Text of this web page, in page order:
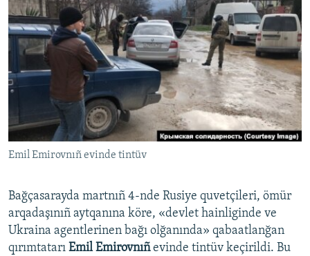
SÜRET
BLOGLAR
Русский
Українською
QOŞULIÑIZ!
RFE/RS bütün saytları
Emil Emirovnıñ evinde tintüv
Bağçasarayda martnıñ 4-nde Rusiye quvetçileri, ömür
arqadaşınıñ aytqanına köre, «devlet hainliginde ve
Ukraina agentlerinen bağı olğanında» qabaatlanğan
qırımtatarı Emil Emirovnıñevinde tintüv keçirildi. Bu